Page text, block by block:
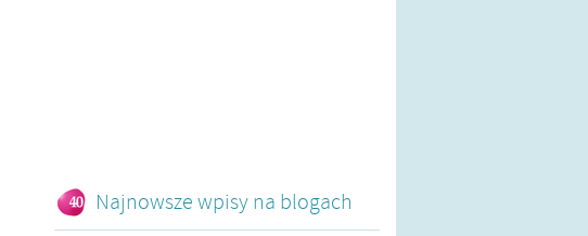
Najnowsze wpisy na blogach